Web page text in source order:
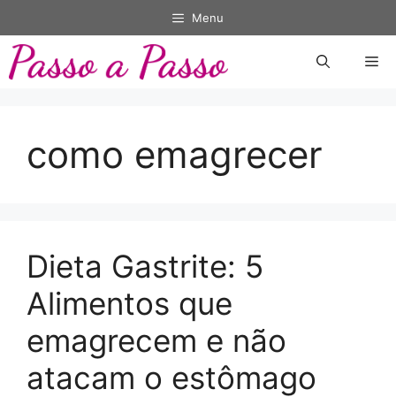
para
conteúdo
Menu
como emagrecer
Dieta Gastrite: 5
Alimentos que
emagrecem e não
atacam o estômago